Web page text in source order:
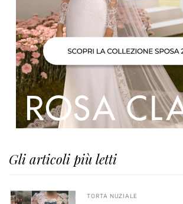
Gli articoli più letti
TORTA NUZIALE